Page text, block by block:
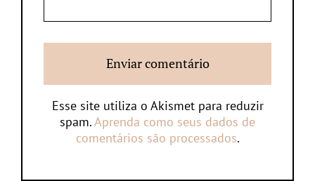
Esse site utiliza o Akismet para reduzir
spam.Aprenda como seus dados de
comentários são processados.